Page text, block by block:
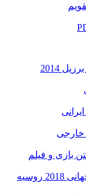
2014
خارجی
بازی و فیلم
روسیه